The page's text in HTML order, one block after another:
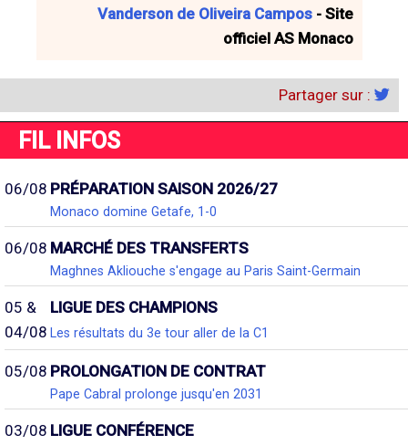
Vanderson de Oliveira Campos - Site
officiel AS Monaco
Partager sur :
FIL INFOS
06/08 PRÉPARATION SAISON 2026/27
Monaco domine Getafe, 1-0
06/08 MARCHÉ DES TRANSFERTS
Maghnes Akliouche s'engage au Paris Saint-Germain
05 &
04/08
LIGUE DES CHAMPIONS
Les résultats du 3e tour aller de la C1
05/08 PROLONGATION DE CONTRAT
Pape Cabral prolonge jusqu'en 2031
03/08 LIGUE CONFÉRENCE